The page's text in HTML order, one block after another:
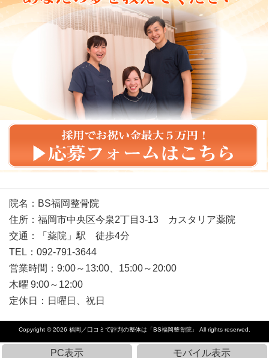
院名：BS福岡整骨院
住所：福岡市中央区今泉2丁目3-13 カスタリア薬院
交通：「薬院」駅 徒歩4分
TEL：092-791-3644
営業時間：9:00～13:00、15:00～20:00
木曜 9:00～12:00
定休日：日曜日、祝日
Copyright © 2026 福岡／口コミで評判の整体は「BS福岡整骨院」 All rights reserved.
PC表示 モバイル表示